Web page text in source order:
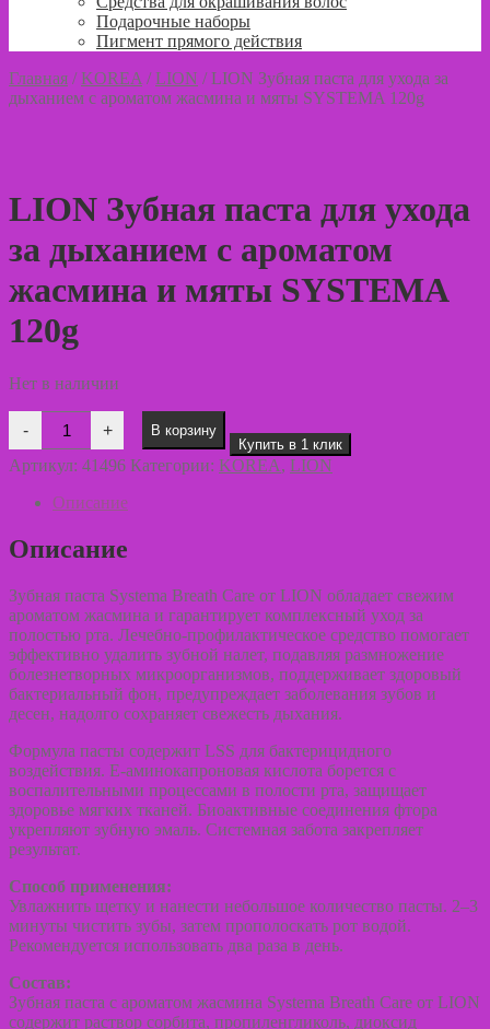
Подарочные наборы
Пигмент прямого действия
Главная / KOREA / LION / LION Зубная паста для ухода за
дыханием с ароматом жасмина и мяты SYSTEMA 120g
LION Зубная паста для ухода
за дыханием с ароматом
жасмина и мяты SYSTEMA
120g
Нет в наличии
-
Количество
товара
LION
Зубная
для
дыханием
ароматом
жасмина
и
мяты
SYSTEMA
120g
+
В корзину
Купить в 1 клик
Артикул: 41496 Категории: KOREA, LION
Описание
Описание
Зубная паста Systema Breath Care от LION обладает свежим
ароматом жасмина и гарантирует комплексный уход за
полостью рта. Лечебно-профилактическое средство помогает
эффективно удалить зубной налет, подавляя размножение
болезнетворных микроорганизмов, поддерживает здоровый
бактериальный фон, предупреждает заболевания зубов и
десен, надолго сохраняет свежесть дыхания.
Формула пасты содержит LSS для бактерицидного
воздействия. Е-аминокапроновая кислота борется с
воспалительными процессами в полости рта, защищает
здоровье мягких тканей. Биоактивные соединения фтора
укрепляют зубную эмаль. Системная забота закрепляет
результат.
Способ применения:
Увлажнить щетку и нанести небольшое количество пасты. 2–3
минуты чистить зубы, затем прополоскать рот водой.
Рекомендуется использовать два раза в день.
Состав:
Зубная паста с ароматом жасмина Systema Breath Care от LION
содержит раствор сорбита, пропиленгликоль, диоксид